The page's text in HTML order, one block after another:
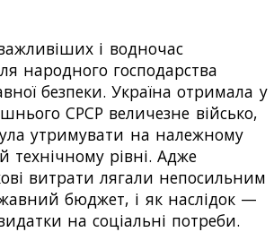
і водночас
народного господарства
безпеки. Україна отримала у
СРСР величезне військо,
утримувати на належному
технічному рівні. Адже
витрати лягали непосильним
бюджет, і як наслідок —
на соціальні потреби.